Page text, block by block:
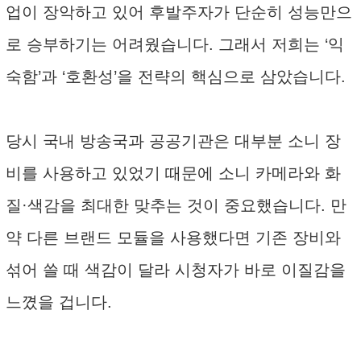
업이 장악하고 있어 후발주자가 단순히 성능만으
로 승부하기는 어려웠습니다. 그래서 저희는 ‘익
숙함’과 ‘호환성’을 전략의 핵심으로 삼았습니다.
당시 국내 방송국과 공공기관은 대부분 소니 장
비를 사용하고 있었기 때문에 소니 카메라와 화
질·색감을 최대한 맞추는 것이 중요했습니다. 만
약 다른 브랜드 모듈을 사용했다면 기존 장비와
섞어 쓸 때 색감이 달라 시청자가 바로 이질감을
느꼈을 겁니다.